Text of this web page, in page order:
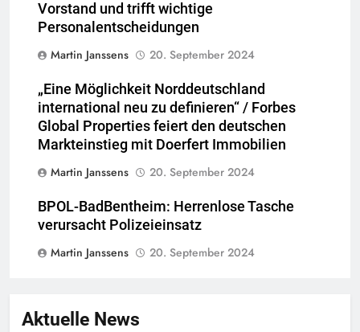
Vorstand und trifft wichtige
Personalentscheidungen
Martin Janssens
20. September 2024
„Eine Möglichkeit Norddeutschland
international neu zu definieren“ / Forbes
Global Properties feiert den deutschen
Markteinstieg mit Doerfert Immobilien
Martin Janssens
20. September 2024
BPOL-BadBentheim: Herrenlose Tasche
verursacht Polizeieinsatz
Martin Janssens
20. September 2024
Aktuelle News